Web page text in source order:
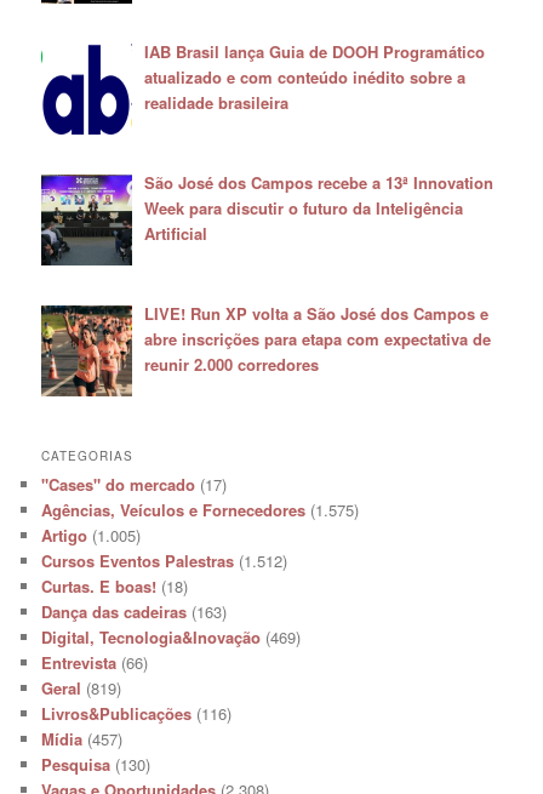
IAB Brasil lança Guia de DOOH Programático
atualizado e com conteúdo inédito sobre a
realidade brasileira
São José dos Campos recebe a 13ª Innovation
Week para discutir o futuro da Inteligência
Artificial
LIVE! Run XP volta a São José dos Campos e
abre inscrições para etapa com expectativa de
reunir 2.000 corredores
CATEGORIAS
"Cases" do mercado (17)
Agências, Veículos e Fornecedores (1.575)
Artigo (1.005)
Cursos Eventos Palestras (1.512)
Curtas. E boas! (18)
Dança das cadeiras (163)
Digital, Tecnologia&Inovação (469)
Entrevista (66)
Geral (819)
Livros&Publicações (116)
Mídia (457)
Pesquisa (130)